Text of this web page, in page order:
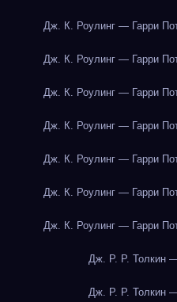
Дж. К. Роулинг — Гарри
Дж. К. Роулинг — Гарри
Дж. К. Роулинг — Гарри
Дж. К. Роулинг — Гарри
Дж. К. Роулинг — Гарри
Дж. К. Роулинг — Гарри
Дж. К. Роулинг — Гарри
Дж. Р. Р. Толкин
Дж. Р. Р. Толкин